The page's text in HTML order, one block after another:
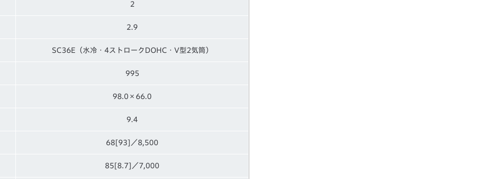
2
2.9
SC36E（水冷・4ストロークDOHC・V型2気筒）
995
98.0×66.0
9.4
68[93]／8,500
85[8.7]／7,000